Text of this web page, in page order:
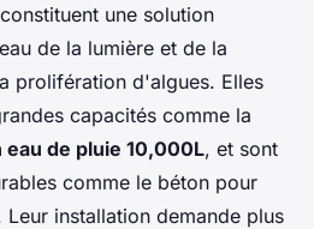
constituent une solution
de la lumière et de la
prolifération d'algues. Elles
capacités comme la
de pluie 10,000L, et sont
comme le béton pour
Leur installation demande plus